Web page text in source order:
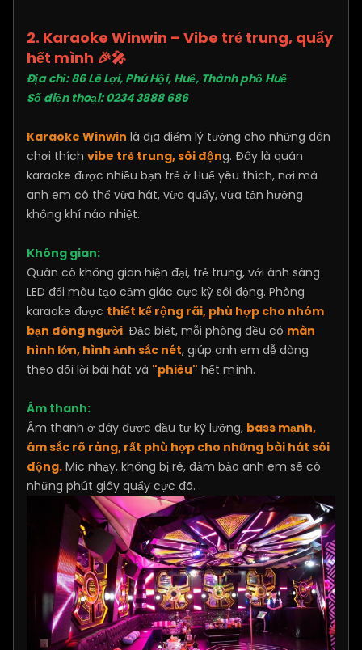
2. Karaoke Winwin – Vibe trẻ trung, quẩy
hết mình 🎉🎤
Địa chỉ: 86 Lê Lợi, Phú Hội, Huế, Thành phố Huế​
Số điện thoại: 0234 3888 686
Karaoke Winwin là địa điểm lý tưởng cho những dân
chơi thích vibe trẻ trung, sôi động. Đây là quán
karaoke được nhiều bạn trẻ ở Huế yêu thích, nơi mà
anh em có thể vừa hát, vừa quẩy, vừa tận hưởng
không khí náo nhiệt.
Không gian:
Quán có không gian hiện đại, trẻ trung, với ánh sáng
LED đổi màu tạo cảm giác cực kỳ sôi động. Phòng
karaoke được thiết kế rộng rãi, phù hợp cho nhóm
bạn đông người. Đặc biệt, mỗi phòng đều có màn
hình lớn, hình ảnh sắc nét, giúp anh em dễ dàng
theo dõi lời bài hát và "phiêu" hết mình.
Âm thanh:
Âm thanh ở đây được đầu tư kỹ lưỡng, bass mạnh,
âm sắc rõ ràng, rất phù hợp cho những bài hát sôi
động. Mic nhạy, không bị rè, đảm bảo anh em sẽ có
những phút giây quẩy cực đã.